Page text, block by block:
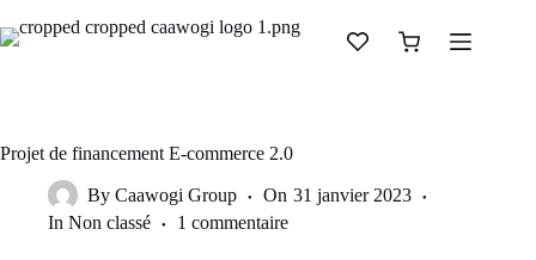
Projet de financement E-commerce 2.0
By Caawogi Group On 31 janvier 2023
In Non classé 1 commentaire